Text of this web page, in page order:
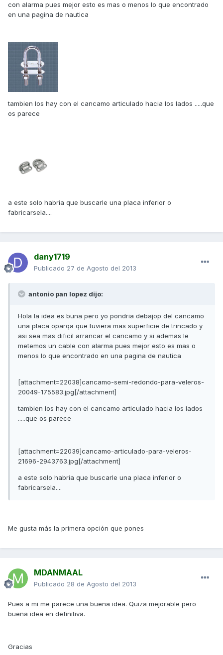
con alarma pues mejor esto es mas o menos lo que encontrado
en una pagina de nautica
tambien los hay con el cancamo articulado hacia los lados .....que
os parece
a este solo habria que buscarle una placa inferior o
fabricarsela....
dany1719
Publicado 27 de Agosto del 2013
antonio pan lopez dijo:
Hola la idea es buna pero yo pondria debajop del cancamo
una placa oparqa que tuviera mas superficie de trincado y
asi sea mas dificil arrancar el cancamo y si ademas le
metemos un cable con alarma pues mejor esto es mas o
menos lo que encontrado en una pagina de nautica
[attachment=22038]cancamo-semi-redondo-para-veleros-
20049-175583.jpg[/attachment]
tambien los hay con el cancamo articulado hacia los lados
.....que os parece
[attachment=22039]cancamo-articulado-para-veleros-
21696-2943763.jpg[/attachment]
a este solo habria que buscarle una placa inferior o
fabricarsela....
Me gusta más la primera opción que pones
MDANMAAL
Publicado 28 de Agosto del 2013
Pues a mi me parece una buena idea. Quiza mejorable pero
buena idea en definitiva.
Gracias